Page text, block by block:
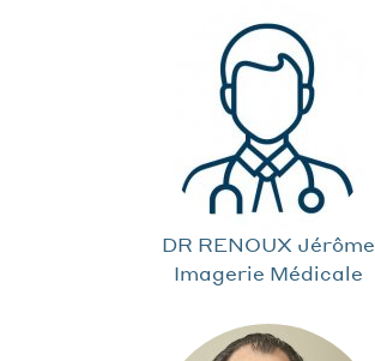
DR RENOUX Jérôme
Imagerie Médicale